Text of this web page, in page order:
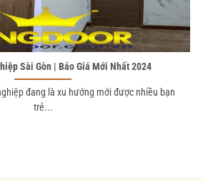
Sài Gòn | Báo Giá Mới Nhất 2024
đang là xu hướng mới được nhiều bạn
trẻ...